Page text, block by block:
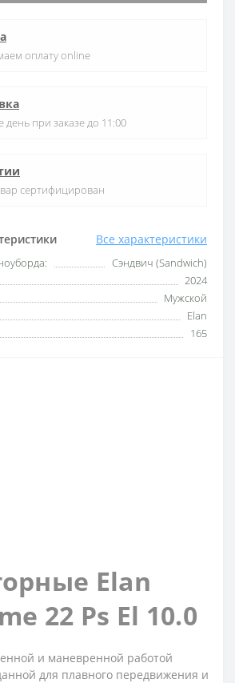
Все характеристики
Сэндвич (Sandwich)
2024
Мужской
Elan
165
оплату online
день при заказе до 11:00
сертифицирован
Elan
22 Ps El 10.0
и маневренной работой
для плавного передвижения и